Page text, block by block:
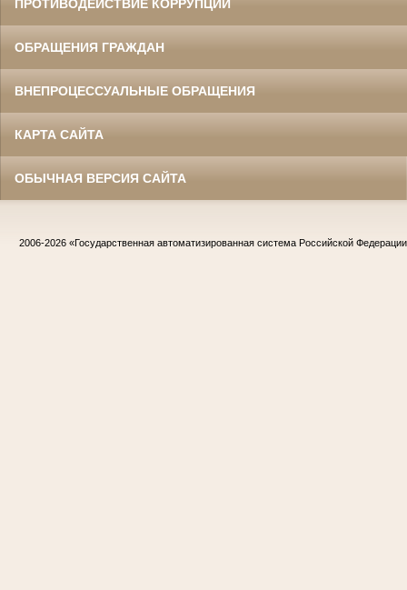
ПРОТИВОДЕЙСТВИЕ КОРРУПЦИИ
ОБРАЩЕНИЯ ГРАЖДАН
ВНЕПРОЦЕССУАЛЬНЫЕ ОБРАЩЕНИЯ
КАРТА САЙТА
ОБЫЧНАЯ ВЕРСИЯ САЙТА
2006-2026 «Государственная автоматизированная система Российской